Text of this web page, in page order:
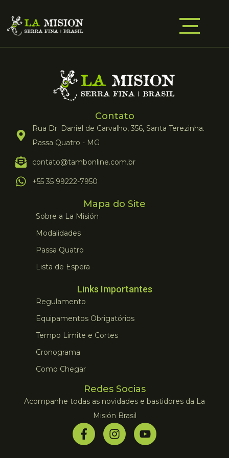
Contato
Rua Dr. Daniel de Carvalho, 356, Santa Terezinha.
Passa Quatro - MG
contato@tambonline.com.br
+55 35 99222-7950
Mapa do Site
Sobre a La Misión
Modalidades
Passa Quatro
Lista de Espera
Links Importantes
Regulamento
Equipamentos Obrigatórios
Tempo Limite e Cortes
Cronograma
Como Chegar
Redes Socias
Acompanhe todas as novidades e bastidores da La
Misión Brasil